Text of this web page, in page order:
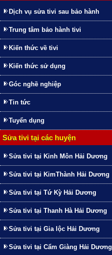
Dịch vụ sửa tivi sau bảo hành
Trung tâm bảo hành tivi
Kiến thức về tivi
Kiến thức sử dụng
Góc nghề nghiệp
Tin tức
Tuyển dụng
Sửa tivi tại các huyện
Sửa tivi tại Kinh Môn Hải Dương
Sửa tivi tại KimThành Hải Dương
Sửa tivi tại Tứ Kỳ Hải Dương
Sửa tivi tại Thanh Hà Hải Dương
Sửa tivi tại Gia lộc Hải Dương
Sửa tivi tại Cẩm Giàng Hải Dương